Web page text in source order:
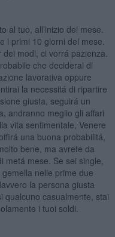
al tuo, all’inizio del mese.
i primi 10 giorni del mese.
modi, ci vorrá pazienza.
che deciderai di
lavorativa oppure
la necessitá di ripartire
giusta, seguirá un
andranno meglio gli affari
vita sentimentale, Venere
una buona probabilitá,
bene, ma avrete da
mese. Se sei single,
nelle prime due
la persona giusta
qualcuno casualmente, stai
i tuoi soldi.